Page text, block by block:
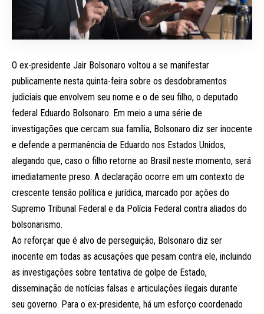
O ex-presidente Jair Bolsonaro voltou a se manifestar
publicamente nesta quinta-feira sobre os desdobramentos
judiciais que envolvem seu nome e o de seu filho, o deputado
federal Eduardo Bolsonaro. Em meio a uma série de
investigações que cercam sua família, Bolsonaro diz ser inocente
e defende a permanência de Eduardo nos Estados Unidos,
alegando que, caso o filho retorne ao Brasil neste momento, será
imediatamente preso. A declaração ocorre em um contexto de
crescente tensão política e jurídica, marcado por ações do
Supremo Tribunal Federal e da Polícia Federal contra aliados do
bolsonarismo.
Ao reforçar que é alvo de perseguição, Bolsonaro diz ser
inocente em todas as acusações que pesam contra ele, incluindo
as investigações sobre tentativa de golpe de Estado,
disseminação de notícias falsas e articulações ilegais durante
seu governo. Para o ex-presidente, há um esforço coordenado